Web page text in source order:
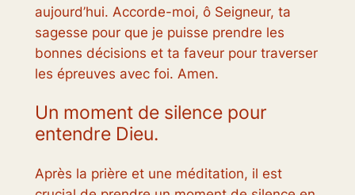
aujourd’hui. Accorde-moi, ô Seigneur, ta
sagesse pour que je puisse prendre les
bonnes décisions et ta faveur pour traverser
les épreuves avec foi. Amen.
Un moment de silence pour
entendre Dieu.
Après la prière et une méditation, il est